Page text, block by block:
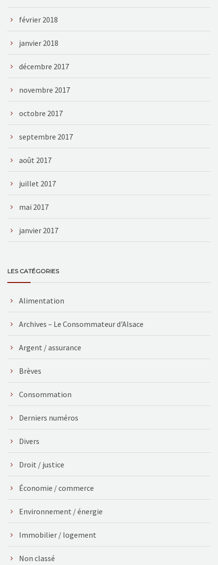
février 2018
janvier 2018
décembre 2017
novembre 2017
octobre 2017
septembre 2017
août 2017
juillet 2017
mai 2017
janvier 2017
LES CATÉGORIES
Alimentation
Archives – Le Consommateur d'Alsace
Argent / assurance
Brèves
Consommation
Derniers numéros
Divers
Droit / justice
Économie / commerce
Environnement / énergie
Immobilier / logement
Non classé